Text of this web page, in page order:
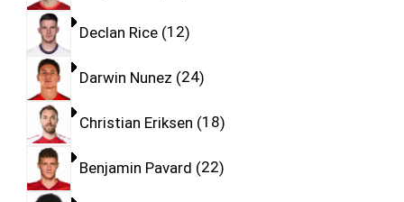
Declan Rice 12
Darwin Nunez 24
Christian Eriksen 18
Benjamin Pavard 22